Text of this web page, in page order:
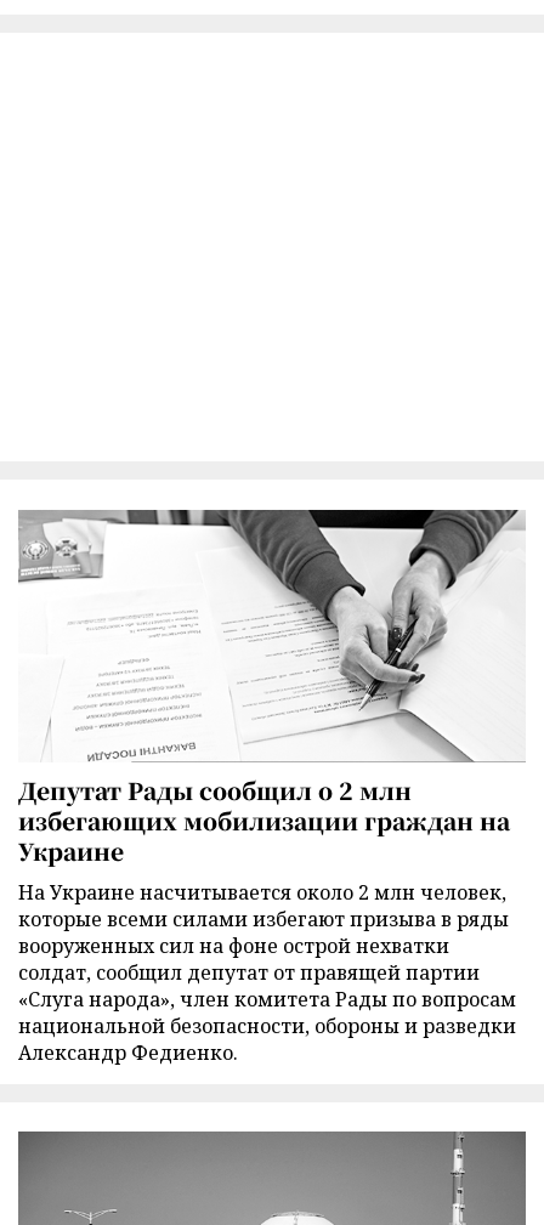
Депутат Рады сообщил о 2 млн
избегающих мобилизации граждан на
Украине
На Украине насчитывается около 2 млн человек,
которые всеми силами избегают призыва в ряды
вооруженных сил на фоне острой нехватки
солдат, сообщил депутат от правящей партии
«Слуга народа», член комитета Рады по вопросам
национальной безопасности, обороны и разведки
Александр Федиенко.